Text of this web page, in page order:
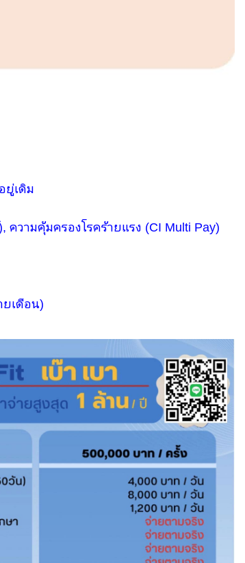
ยู่เดิม
ามคุ้มครองโรคร้ายแรง (CI Multi Pay)
ยเดือน)